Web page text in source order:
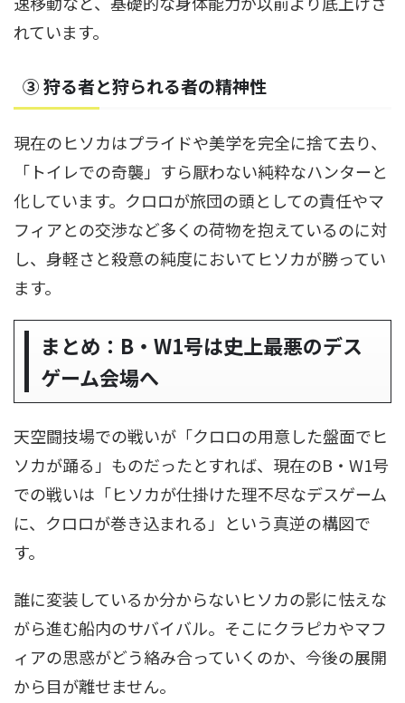
れています。
③ 狩る者と狩られる者の精神性
現在のヒソカはプライドや美学を完全に捨て去り、
「トイレでの奇襲」すら厭わない純粋なハンターと
化しています。クロロが旅団の頭としての責任やマ
フィアとの交渉など多くの荷物を抱えているのに対
し、身軽さと殺意の純度においてヒソカが勝ってい
ます。
まとめ：B・W1号は史上最悪のデス
ゲーム会場へ
天空闘技場での戦いが「クロロの用意した盤面でヒ
ソカが踊る」ものだったとすれば、現在のB・W1号
での戦いは「ヒソカが仕掛けた理不尽なデスゲーム
に、クロロが巻き込まれる」という真逆の構図で
す。
誰に変装しているか分からないヒソカの影に怯えな
がら進む船内のサバイバル。そこにクラピカやマフ
ィアの思惑がどう絡み合っていくのか、今後の展開
から目が離せません。